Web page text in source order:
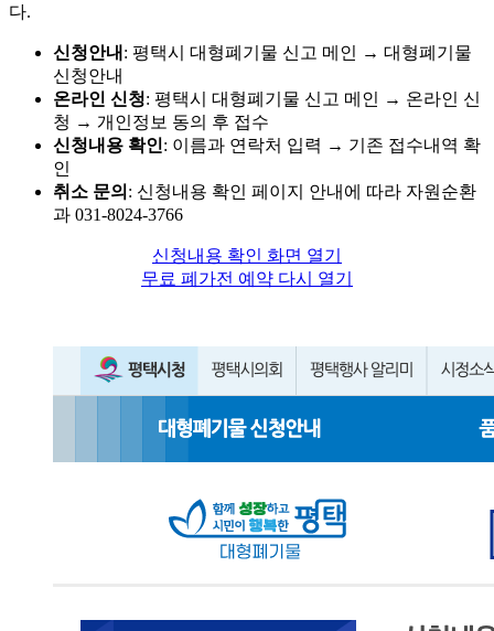
다.
신청안내 : 평택시 대형폐기물 신고 메인 → 대형폐기물
신청안내
온라인 신청: 평택시 대형폐기물 신고 메인 → 온라인 신
청 → 개인정보 동의 후 접수
신청내용 확인: 이름과 연락처 입력 → 기존 접수내역 확
인
취소 문의 : 신청내용 확인 페이지 안내에 따라 자원순환
과 031-8024-3766
신청내용 확인 화면 열기
무료 폐가전 예약 다시 열기